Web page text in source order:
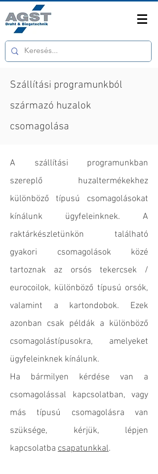
Szállítási programunkból
származó huzalok
csomagolása
A szállítási programunkban
szereplő huzaltermékekhez
különböző típusú csomagolásokat
kínálunk ügyfeleinknek. A
raktárkészletünkön található
gyakori csomagolások közé
tartoznak az orsós tekercsek /
eurocoilok, különböző típusú orsók,
valamint a kartondobok. Ezek
azonban csak példák a különböző
csomagolástípusokra, amelyeket
ügyfeleinknek kínálunk.
Ha bármilyen kérdése van a
csomagolással kapcsolatban, vagy
más típusú csomagolásra van
szüksége, kérjük, lépjen
kapcsolatba csapatunkkal.